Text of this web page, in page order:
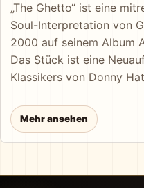
„The Ghetto“ ist eine
Soul-Interpretation von
2000 auf seinem Album
Das Stück ist eine
Klassikers von Donny
Grundidee treu, verleiht
moderneren, Latin-
verbindet virtuoses
Mehr ansehen